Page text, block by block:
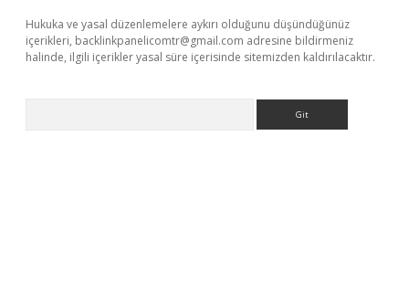
Hukuka ve yasal düzenlemelere aykırı olduğunu düşündüğünüz
içerikleri, backlinkpanelicomtr@gmail.com adresine bildirmeniz
halinde, ilgili içerikler yasal süre içerisinde sitemizden kaldırılacaktır.